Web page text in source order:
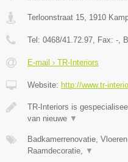
Terloonstraat 15 1910
Tel: 0468/41.72.97 , Fax: - ,
E-mail › TR-Interiors
Website: http://www.tr-
TR-Interiors is
van nieuwe ▼
Badkamerrenovatie,
Raamdecoratie,
▼